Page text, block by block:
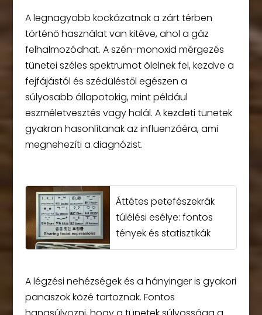
A legnagyobb kockázatnak a zárt térben
történő használat van kitéve, ahol a gáz
felhalmozódhat. A szén-monoxid mérgezés
tünetei széles spektrumot ölelnek fel, kezdve a
fejfájástól és szédüléstől egészen a
súlyosabb állapotokig, mint például
eszméletvesztés vagy halál. A kezdeti tünetek
gyakran hasonlítanak az influenzáéra, ami
megnehezíti a diagnózist.
Áttétes petefészekrák
túlélési esélye: fontos
tények és statisztikák
A légzési nehézségek és a hányinger is gyakori
panaszok közé tartoznak. Fontos